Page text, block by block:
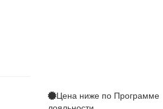
Цена ниже по Программе